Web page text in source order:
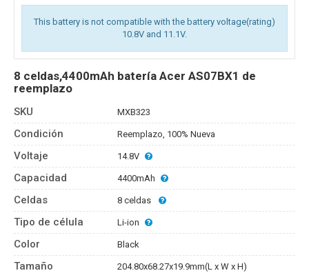
This battery is not compatible with the battery voltage(rating)
10.8V and 11.1V.
8 celdas,4400mAh batería Acer AS07BX1 de
reemplazo
SKU MXB323
Condición Reemplazo, 100% Nueva
Voltaje 14.8V
Capacidad 4400mAh
Celdas 8 celdas
Tipo de célula Li-ion
Color Black
Tamaño 204.80x68.27x19.9mm(L x W x H)